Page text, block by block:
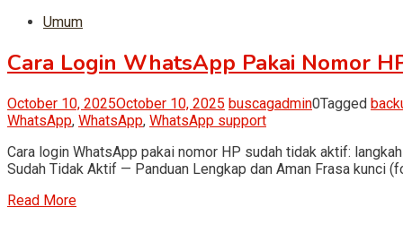
Umum
Cara Login WhatsApp Pakai Nomor
October 10, 2025October 10, 2025 buscagadmin0Tagged
WhatsApp, WhatsApp, WhatsApp support
Cara login WhatsApp pakai nomor HP sudah tidak aktif:
Sudah Tidak Aktif — Panduan Lengkap dan Aman Frasa kunci
Read More